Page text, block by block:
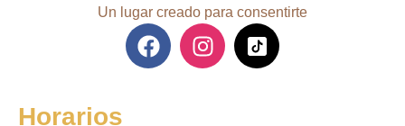
Un lugar creado para consentirte
Horarios